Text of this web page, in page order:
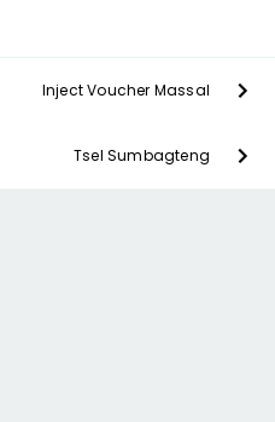
Inject Voucher Massal
Tsel Sumbagteng